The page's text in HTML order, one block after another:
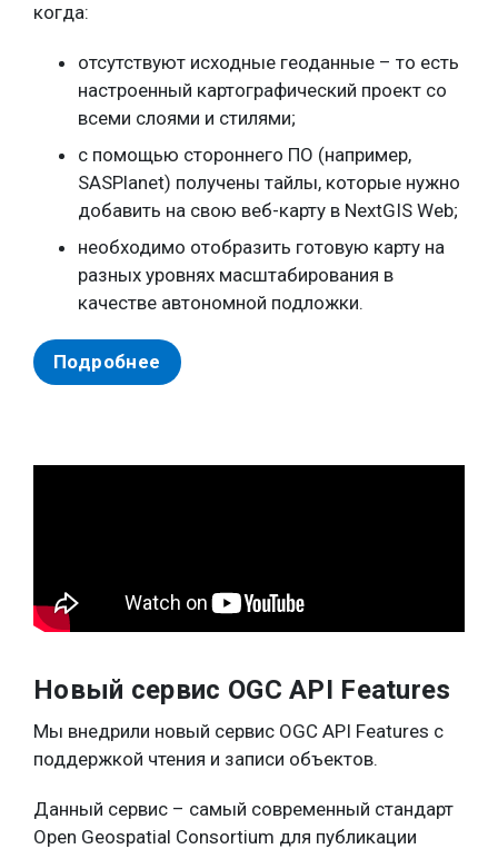
когда:
отсутствуют исходные геоданные – то есть
настроенный картографический проект со
всеми слоями и стилями;
с помощью стороннего ПО (например,
SASPlanet) получены тайлы, которые нужно
добавить на свою веб-карту в NextGIS Web;
необходимо отобразить готовую карту на
разных уровнях масштабирования в
качестве автономной подложки.
Подробнее
Новый сервис OGC API Features
Мы внедрили новый сервис OGC API Features с
поддержкой чтения и записи объектов.
Данный сервис – самый современный стандарт
Open Geospatial Consortium для публикации